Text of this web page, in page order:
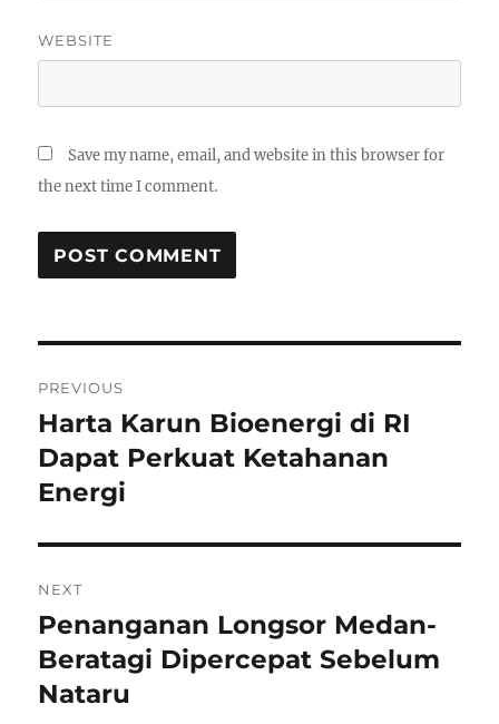
WEBSITE
Save my name, email, and website in this browser for
the next time I comment.
o
s
t
n
a
v
i
PREVIOUS
P
r
e
i
s
p
o
Harta Karun Bioenergi di RI
Dapat Perkuat Ketahanan
Energi
NEXT
N
e
x
Penanganan Longsor Medan-
Beratagi Dipercepat Sebelum
Nataru